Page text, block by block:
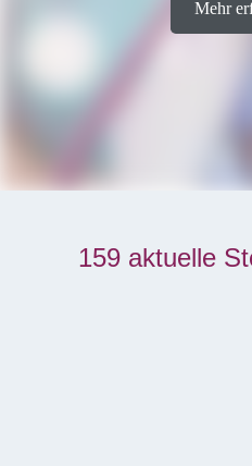
Mehr
159 aktuelle